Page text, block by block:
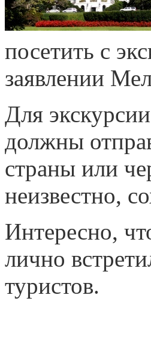
посетить с
заявлении
Для
должны
страны или
неизвестно,
Интересно,
лично
туристов.